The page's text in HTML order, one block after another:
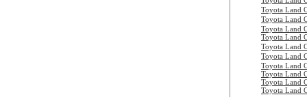
Toyota Land
Toyota Land
Toyota Land
Toyota Land
Toyota Land
Toyota Land
Toyota Land
Toyota Land
Toyota Land
Toyota Land